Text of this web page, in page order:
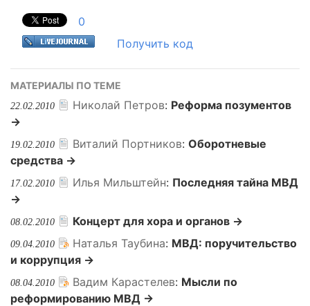
0
Получить код
МАТЕРИАЛЫ ПО ТЕМЕ
22.02.2010 Николай Петров: Реформа позументов
→
19.02.2010 Виталий Портников: Оборотневые
средства →
17.02.2010 Илья Мильштейн: Последняя тайна МВД
→
08.02.2010 Концерт для хора и органов →
09.04.2010 Наталья Таубина: МВД: поручительство
и коррупция →
08.04.2010 Вадим Карастелев: Мысли по
реформированию МВД →